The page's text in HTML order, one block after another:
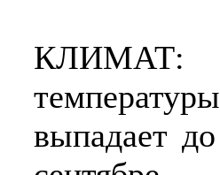
КЛИМАТ:
выпадает